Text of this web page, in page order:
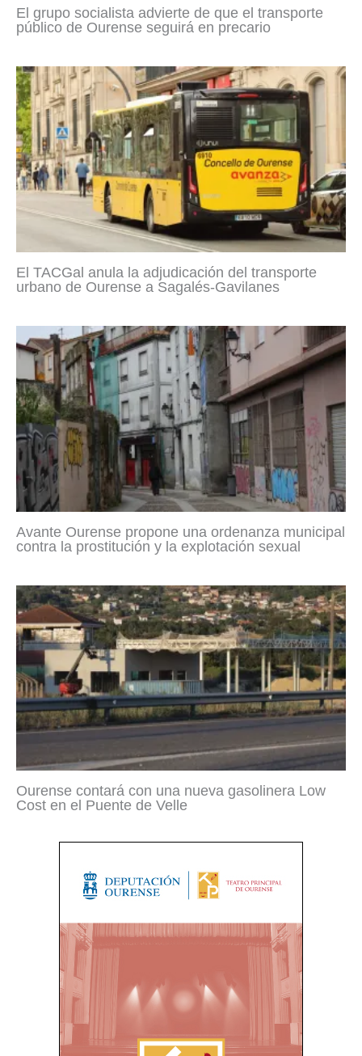
El grupo socialista advierte de que el transporte
público de Ourense seguirá en precario
El TACGal anula la adjudicación del transporte
urbano de Ourense a Sagalés-Gavilanes
Avante Ourense propone una ordenanza municipal
contra la prostitución y la explotación sexual
Ourense contará con una nueva gasolinera Low
Cost en el Puente de Velle